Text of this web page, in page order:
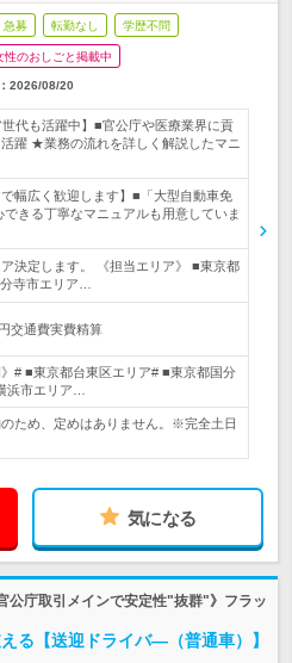
急募 転勤なし 学歴不問
性のおしごと掲載中
2026/08/20
世代も活躍中】■官公庁や医療業界に貢
躍 ★業務の流れを詳しく解説したマニ
で幅広く歓迎します】■「大型自動車免
きる丁寧なマニュアルも用意していま
決定します。 《担当エリア》 ■東京都
寺市エリア…
交通費実費精算
# ■東京都台東区エリア# ■東京都国分
浜市エリア…
ため、定めはありません。※完全土日
気になる
公庁取引メインで安定性"抜群"》フラッ
る【送迎ドライバ―（普通車）】